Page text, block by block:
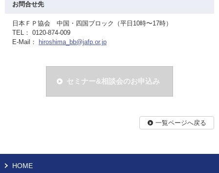
お問合せ先
日本ＦＰ協会 中国・四国ブロック（平日10時〜17時）
TEL： 0120-874-009
E-Mail：
hiroshima_bb@jafp.or.jp
セミナー&相談会のお申込み
一覧ページへ戻る
HOME